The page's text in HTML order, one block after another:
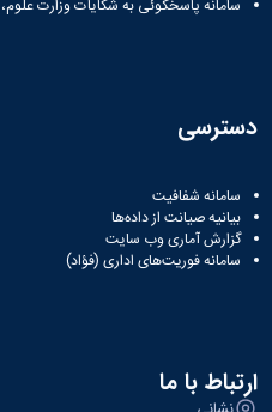
های
نامه ها
و
آئین
نامه
نامه
های
پژوهشی
سامانه پاسخگوئی به شکایات وزارت
دسترسی
سامانه شفافیت
بیانیه صیانت از داده‌ها
گزارش آماری وب‌ سایت
سامانه فوریت‌های اداری (فؤاد)
ارتباط با ما